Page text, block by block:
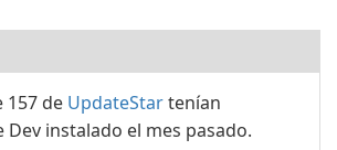
157 de UpdateStartenían
instalado el mes pasado.